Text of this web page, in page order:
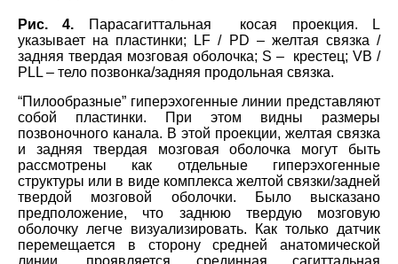
Рис. 4. Парасагиттальная косая проекция. L
указывает на пластинки; LF / PD – желтая связка /
задняя твердая мозговая оболочка; S – крестец; VB /
PLL – тело позвонка/задняя продольная связка.
“Пилообразные” гиперэхогенные линии представляют
собой пластинки. При этом видны размеры
позвоночного канала. В этой проекции, желтая связка
и задняя твердая мозговая оболочка могут быть
рассмотрены как отдельные гиперэхогенные
структуры или в виде комплекса желтой связки/задней
твердой мозговой оболочки. Было высказано
предположение, что заднюю твердую мозговую
оболочку легче визуализировать. Как только датчик
перемещается в сторону средней анатомической
линии, проявляется срединная сагиттальная